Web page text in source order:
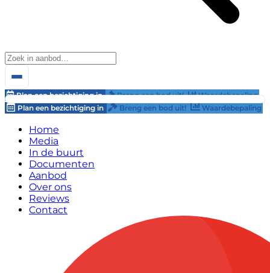
Plan een bezichtiging in Breng een bod uit!
Waardebepaling
Plan een bezichtiging in
Breng een bod uit! Waardebepaling
Home
Media
In de buurt
Documenten
Aanbod
Over ons
Reviews
Contact